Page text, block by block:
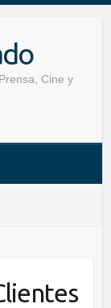
Cine y